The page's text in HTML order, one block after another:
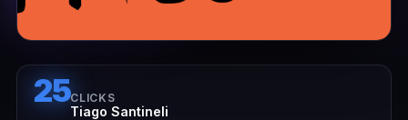
25CLICKS
Tiago Santineli